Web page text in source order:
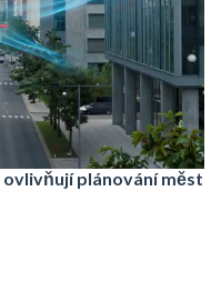
plánování měst